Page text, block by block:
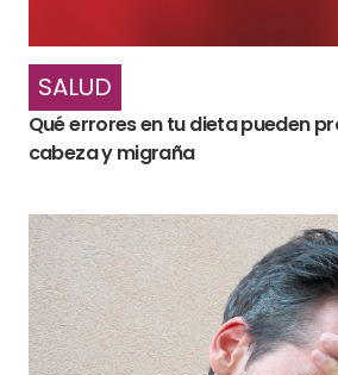
SALUD
Qué errores en tu dieta pueden
cabeza y migraña